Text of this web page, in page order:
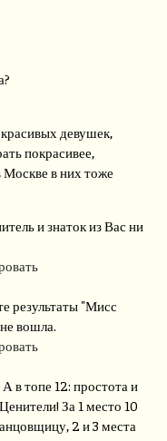
девушек,
покрасивее,
Москве в них тоже
и знаток из Вас ни
результаты "Мисс
вошла.
в топе 12: простота и
За 1 место 10
2 и 3 места